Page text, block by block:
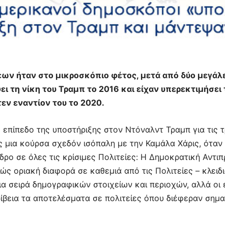
ήταν στο μικροσκόπιο φέτος, μετά από δύο
τη νίκη του Τραμπ το 2016 και είχαν
εναντίον του το 2020.
της υποστήριξης στον Ντόναλντ Τραμπ για τις
κούρσα σχεδόν ισόπαλη με την Καμάλα Χάρις,
σε όλες τις κρίσιμες Πολιτείες: Η Δημοκρατική
οριακή διαφορά σε καθεμιά από τις Πολιτείες –
σειρά δημογραφικών στοιχείων και περιοχών, αλλά οι
τα αποτελέσματα σε πολιτείες όπου διέφεραν